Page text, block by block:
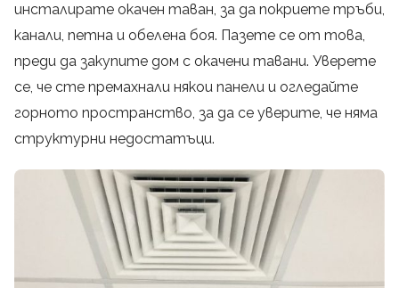
инсталирате окачен таван, за да покриете тръби,
канали, петна и обелена боя. Пазете се от това,
преди да закупите дом с окачени тавани. Уверете
се, че сте премахнали някои панели и огледайте
горното пространство, за да се уверите, че няма
структурни недостатъци.